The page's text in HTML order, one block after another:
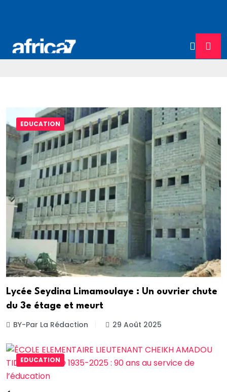
EDUCATION
Lycée Seydina Limamoulaye : Un ouvrier chute
du 3e étage et meurt
BY-Par La Rédaction 29 Août 2025
EDUCATION